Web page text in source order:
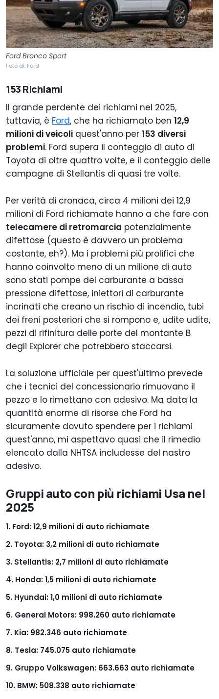
Ford Bronco Sport
Foto di: Ford
153 Richiami
Il grande perdente dei richiami nel 2025,
tuttavia, è Ford, che ha richiamato ben 12,9
milioni di veicoli quest'anno per 153 diversi
problemi. Ford supera il conteggio di auto di
Toyota di oltre quattro volte, e il conteggio delle
campagne di Stellantis di quasi tre volte.
Per verità di cronaca, circa 4 milioni dei 12,9
milioni di Ford richiamate hanno a che fare con
telecamere di retromarcia potenzialmente
difettose (questo è davvero un problema
costante, eh?). Ma i problemi più prolifici che
hanno coinvolto meno di un milione di auto
sono stati pompe del carburante a bassa
pressione difettose, iniettori di carburante
incrinati che creano un rischio di incendio, tubi
dei freni posteriori che si rompono e, udite udite,
pezzi di rifinitura delle porte del montante B
degli Explorer che potrebbero staccarsi.
La soluzione ufficiale per quest'ultimo prevede
che i tecnici del concessionario rimuovano il
pezzo e lo rimettano con adesivo. Ma data la
quantità enorme di risorse che Ford ha
sicuramente dovuto spendere per i richiami
quest'anno, mi aspettavo quasi che il rimedio
elencato dalla NHTSA includesse del nastro
adesivo.
Gruppi auto con più richiami Usa nel
2025
Ford: 12,9 milioni di auto richiamate
Toyota: 3,2 milioni di auto richiamate
Stellantis: 2,7 milioni di auto richiamate
Honda: 1,5 milioni di auto richiamate
Hyundai: 1,0 milioni di auto richiamate
General Motors: 998.260 auto richiamate
Kia: 982.346 auto richiamate
Tesla: 745.075 auto richiamate
Gruppo Volkswagen: 663.663 auto richiamate
BMW: 508.338 auto richiamate